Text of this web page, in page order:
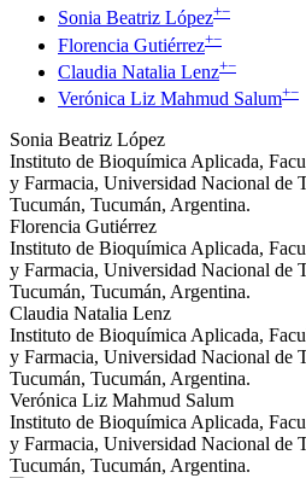
Sonia Beatriz López+−
Florencia Gutiérrez+−
Claudia Natalia Lenz+−
Verónica Liz Mahmud Salum+−
Sonia Beatriz López
Instituto de Bioquímica Aplicada,
y Farmacia, Universidad Nacional de
Tucumán, Tucumán, Argentina.
Florencia Gutiérrez
Instituto de Bioquímica Aplicada,
y Farmacia, Universidad Nacional de
Tucumán, Tucumán, Argentina.
Claudia Natalia Lenz
Instituto de Bioquímica Aplicada,
y Farmacia, Universidad Nacional de
Tucumán, Tucumán, Argentina.
Verónica Liz Mahmud Salum
Instituto de Bioquímica Aplicada,
y Farmacia, Universidad Nacional de
Tucumán, Tucumán, Argentina.